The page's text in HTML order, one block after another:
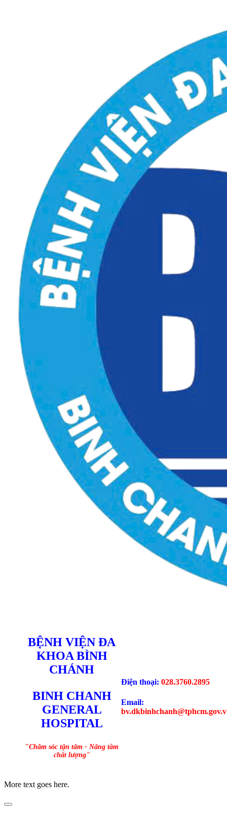
BỆNH VIỆN ĐA
KHOA BÌNH
CHÁNH
BINH CHANH
GENERAL
HOSPITAL
"Chăm sóc tận tâm - Nâng tầm
chất lượng"
Điện thoại: 028.3760.2895
Email:
More text goes here.